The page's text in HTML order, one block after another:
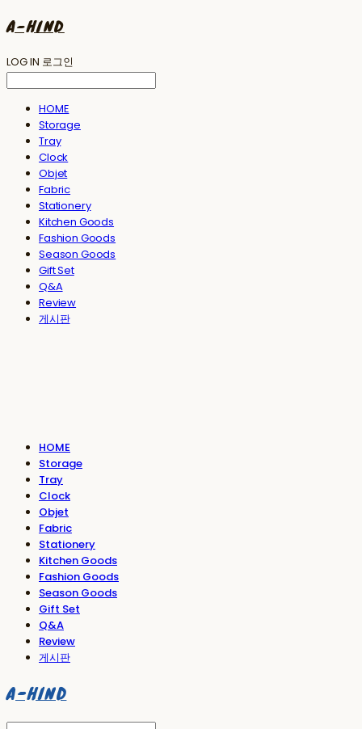
A-HIND
LOG IN 로그인
HOME
Storage
Tray
Clock
Objet
Fabric
Stationery
Kitchen Goods
Fashion Goods
Season Goods
Gift Set
Q&A
Review
게시판
HOME
Storage
Tray
Clock
Objet
Fabric
Stationery
Kitchen Goods
Fashion Goods
Season Goods
Gift Set
Q&A
Review
게시판
A-HIND